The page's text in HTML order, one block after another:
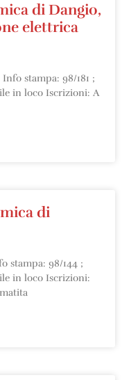
di Dangio,
elettrica
stampa: 98/181 ;
in loco Iscrizioni: A
di
stampa: 98/144 ;
in loco Iscrizioni: